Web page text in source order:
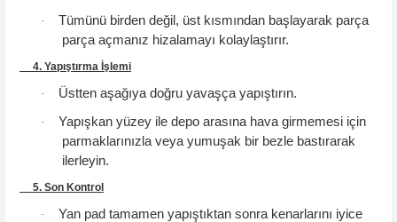
·
Tümünü birden değil, üst kısmından başlayarak parça
parça açmanız hizalamayı kolaylaştırır.
4. Yapıştırma İşlemi
· Üstten aşağıya doğru yavaşça yapıştırın.
·
Yapışkan yüzey ile depo arasına hava girmemesi için
parmaklarınızla veya yumuşak bir bezle bastırarak
ilerleyin.
5. Son Kontrol
·
Yan pad tamamen yapıştıktan sonra kenarlarını iyice